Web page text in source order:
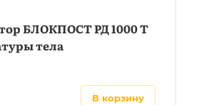
БЛОКПОСТ РД 1000 Т
тела
в корзину